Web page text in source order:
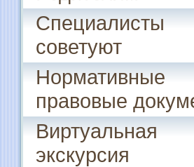
Специалисты
советуют
Нормативные
правовые
Виртуальная
экскурсия